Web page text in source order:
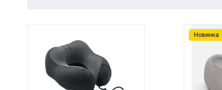
Новинка
Новинка